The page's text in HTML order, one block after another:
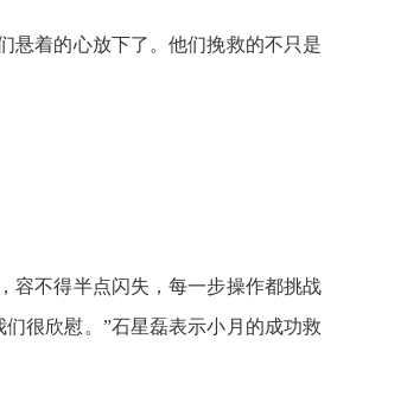
悬着的心放下了。他们挽救的不只是
容不得半点闪失，每一步操作都挑战
很欣慰。”石星磊表示小月的成功救